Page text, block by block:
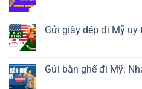
Gửi giày dép đi Mỹ uy
Gửi bàn ghế đi Mỹ: